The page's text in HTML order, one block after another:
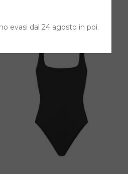
evasi dal 24 agosto in poi.